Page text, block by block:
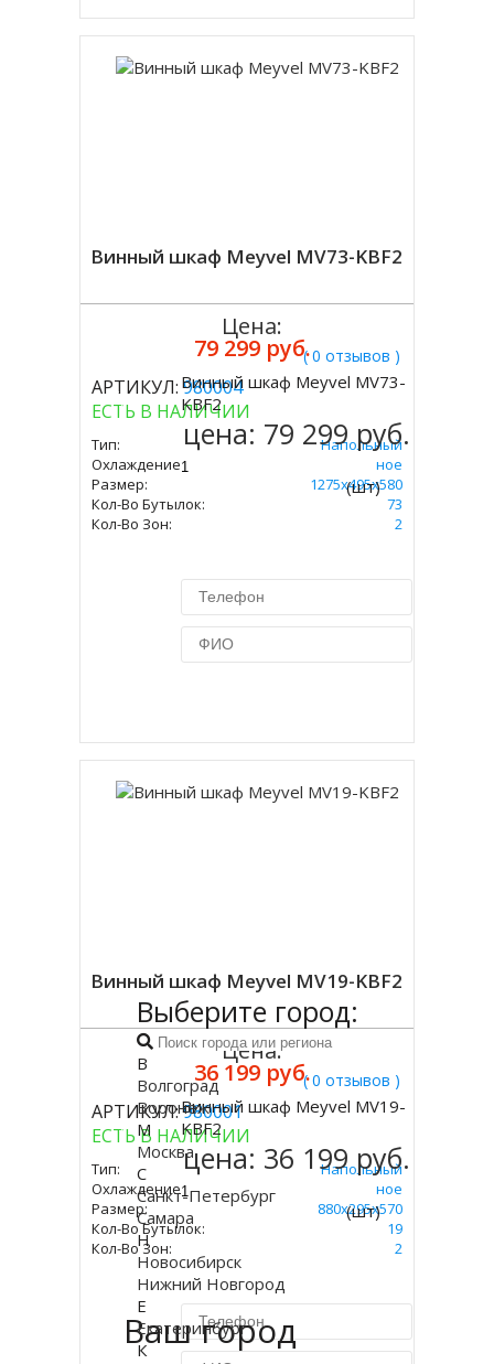
Винный шкаф Meyvel MV73-KBF2
( 0 отзывов )
АРТИКУЛ:980004
ЕСТЬ В НАЛИЧИИ
Тип:
Напольный
Охлаждение:
Компрессорное
Размер:
1275х495х580
Кол-Во Бутылок:
73
Кол-Во Зон:
2
Цена:
79 299 руб.
Купить
Винный шкаф Meyvel MV73-
KBF2
цена: 79 299 руб.
(шт)
Винный шкаф Meyvel MV19-KBF2
( 0 отзывов )
АРТИКУЛ:980001
ЕСТЬ В НАЛИЧИИ
Тип:
Напольный
Охлаждение:
Компрессорное
Размер:
880х295х570
Кол-Во Бутылок:
19
Кол-Во Зон:
2
Цена:
36 199 руб.
Купить
Винный шкаф Meyvel MV19-
KBF2
цена: 36 199 руб.
(шт)
Ваш город
Выберите город:
В
Волгоград
Воронеж
М
Москва
С
Санкт-Петербург
Самара
Н
Новосибирск
Нижний Новгород
Е
Екатеринбург
К